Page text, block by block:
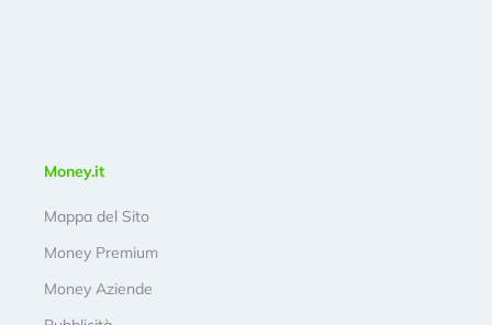
Money.it
Mappa del Sito
Money Premium
Money Aziende